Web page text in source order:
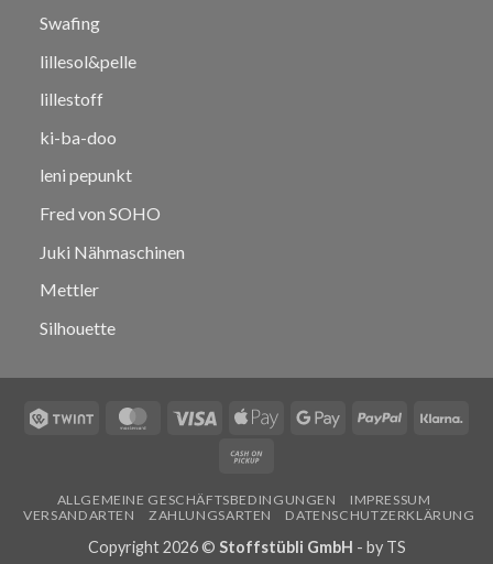
Swafing
lillesol&pelle
lillestoff
ki-ba-doo
leni pepunkt
Fred von SOHO
Juki Nähmaschinen
Mettler
Silhouette
Twint MasterCard
Visa
Apple
Google PayPal
Pickup
ALLGEMEINE GESCHÄFTSBEDINGUNGEN
IMPRESSUM
VERSANDARTEN
ZAHLUNGSARTEN DATENSCHUTZERKLÄRUNG
Copyright 2026 © Stoffstübli GmbH - by TS